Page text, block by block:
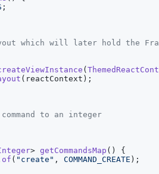
;
which will later hold the
(
( reactContext ) ;
to an integer
> getCommandsMap ( )
{
of ( "create" , COMMAND_CREATE ) ;